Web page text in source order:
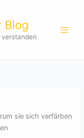
Blog
sie sich verfärben